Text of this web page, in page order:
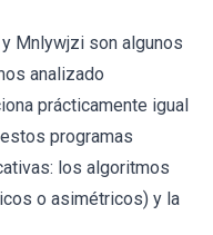
y Mnlywjzi son algunos
analizado
prácticamente igual
programas
los algoritmos
o asimétricos) y la